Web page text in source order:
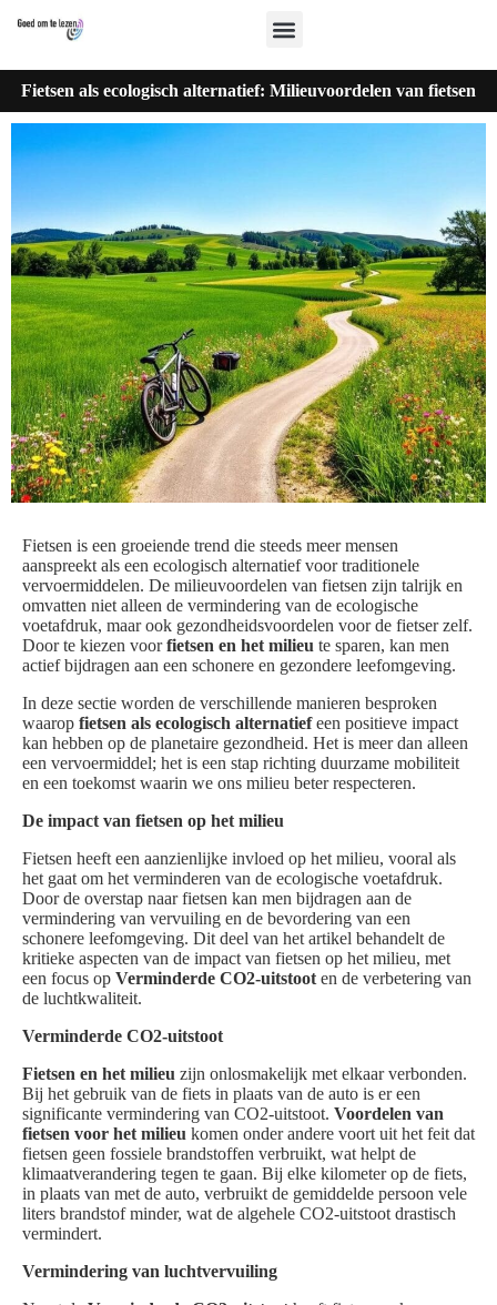
Fietsen als ecologisch alternatief: Milieuvoordelen van fietsen
Fietsen is een groeiende trend die steeds meer mensen
aanspreekt als een ecologisch alternatief voor traditionele
vervoermiddelen. De milieuvoordelen van fietsen zijn talrijk en
omvatten niet alleen de vermindering van de ecologische
voetafdruk, maar ook gezondheidsvoordelen voor de fietser zelf.
Door te kiezen voorfietsen en het milieu te sparen, kan men
actief bijdragen aan een schonere en gezondere leefomgeving.
In deze sectie worden de verschillende manieren besproken
waarop fietsen als ecologisch alternatiefeen positieve impact
kan hebben op de planetaire gezondheid. Het is meer dan alleen
een vervoermiddel; het is een stap richting duurzame mobiliteit
en een toekomst waarin we ons milieu beter respecteren.
De impact van fietsen op het milieu
Fietsen heeft een aanzienlijke invloed op het milieu, vooral als
het gaat om het verminderen van de ecologische voetafdruk.
Door de overstap naar fietsen kan men bijdragen aan de
vermindering van vervuiling en de bevordering van een
schonere leefomgeving. Dit deel van het artikel behandelt de
kritieke aspecten van de impact van fietsen op het milieu, met
een focus op Verminderde CO2-uitstoot en de verbetering van
de luchtkwaliteit.
Verminderde CO2-uitstoot
Fietsen en het milieu zijn onlosmakelijk met elkaar verbonden.
Bij het gebruik van de fiets in plaats van de auto is er een
significante vermindering van CO2-uitstoot. Voordelen van
fietsen voor het milieu komen onder andere voort uit het feit dat
fietsen geen fossiele brandstoffen verbruikt, wat helpt de
klimaatverandering tegen te gaan. Bij elke kilometer op de fiets,
in plaats van met de auto, verbruikt de gemiddelde persoon vele
liters brandstof minder, wat de algehele CO2-uitstoot drastisch
vermindert.
Vermindering van luchtvervuiling